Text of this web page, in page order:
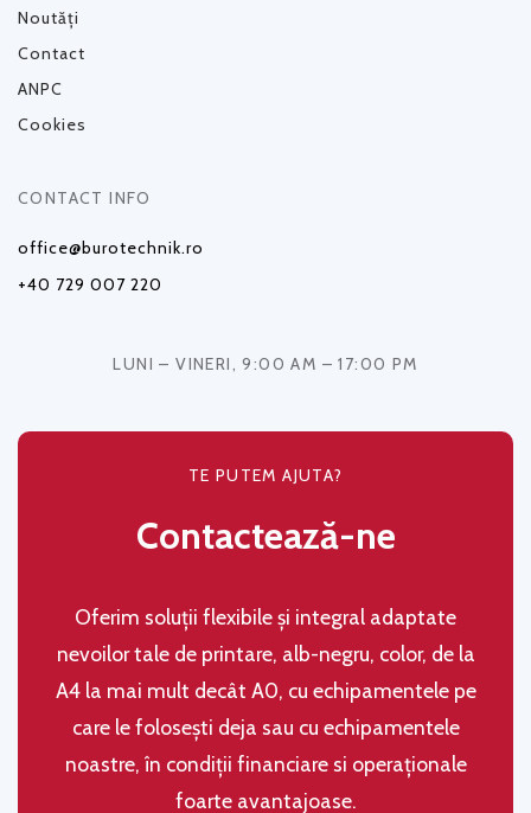
Noutăți
Contact
ANPC
Cookies
CONTACT INFO
office@burotechnik.ro
+40 729 007 220
LUNI – VINERI, 9:00 AM – 17:00 PM
TE PUTEM AJUTA?
Contactează-ne
Oferim soluţii flexibile şi integral adaptate
nevoilor tale de printare, alb-negru, color, de la
A4 la mai mult decât A0, cu echipamentele pe
care le folosești deja sau cu echipamentele
noastre, în condiţii financiare si operaţionale
foarte avantajoase.